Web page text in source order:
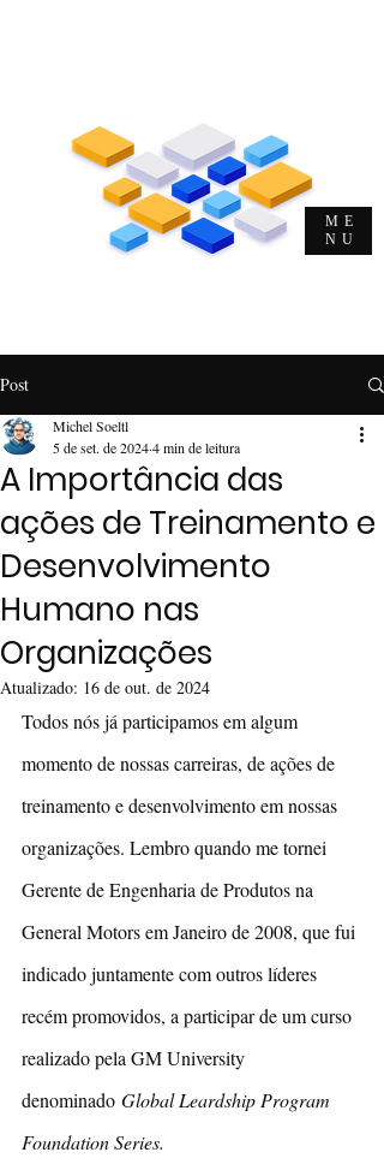
ME
NU
Evangelista da
Alta
Post
A Importância das
ações de Treinamento e
Desenvolvimento
Humano nas
Organizações
Michel Soeltl
5 de set. de 20244 min de leitura
Atualizado: 16 de out. de 2024
Todos nós já participamos em algum
momento de nossas carreiras, de ações de
treinamento e desenvolvimento em nossas
organizações. Lembro quando me tornei
Gerente de Engenharia de Produtos na
General Motors em Janeiro de 2008, que fui
indicado juntamente com outros líderes
recém promovidos, a participar de um curso
realizado pela GM University
denominado Global Leardship Program
Foundation Series.